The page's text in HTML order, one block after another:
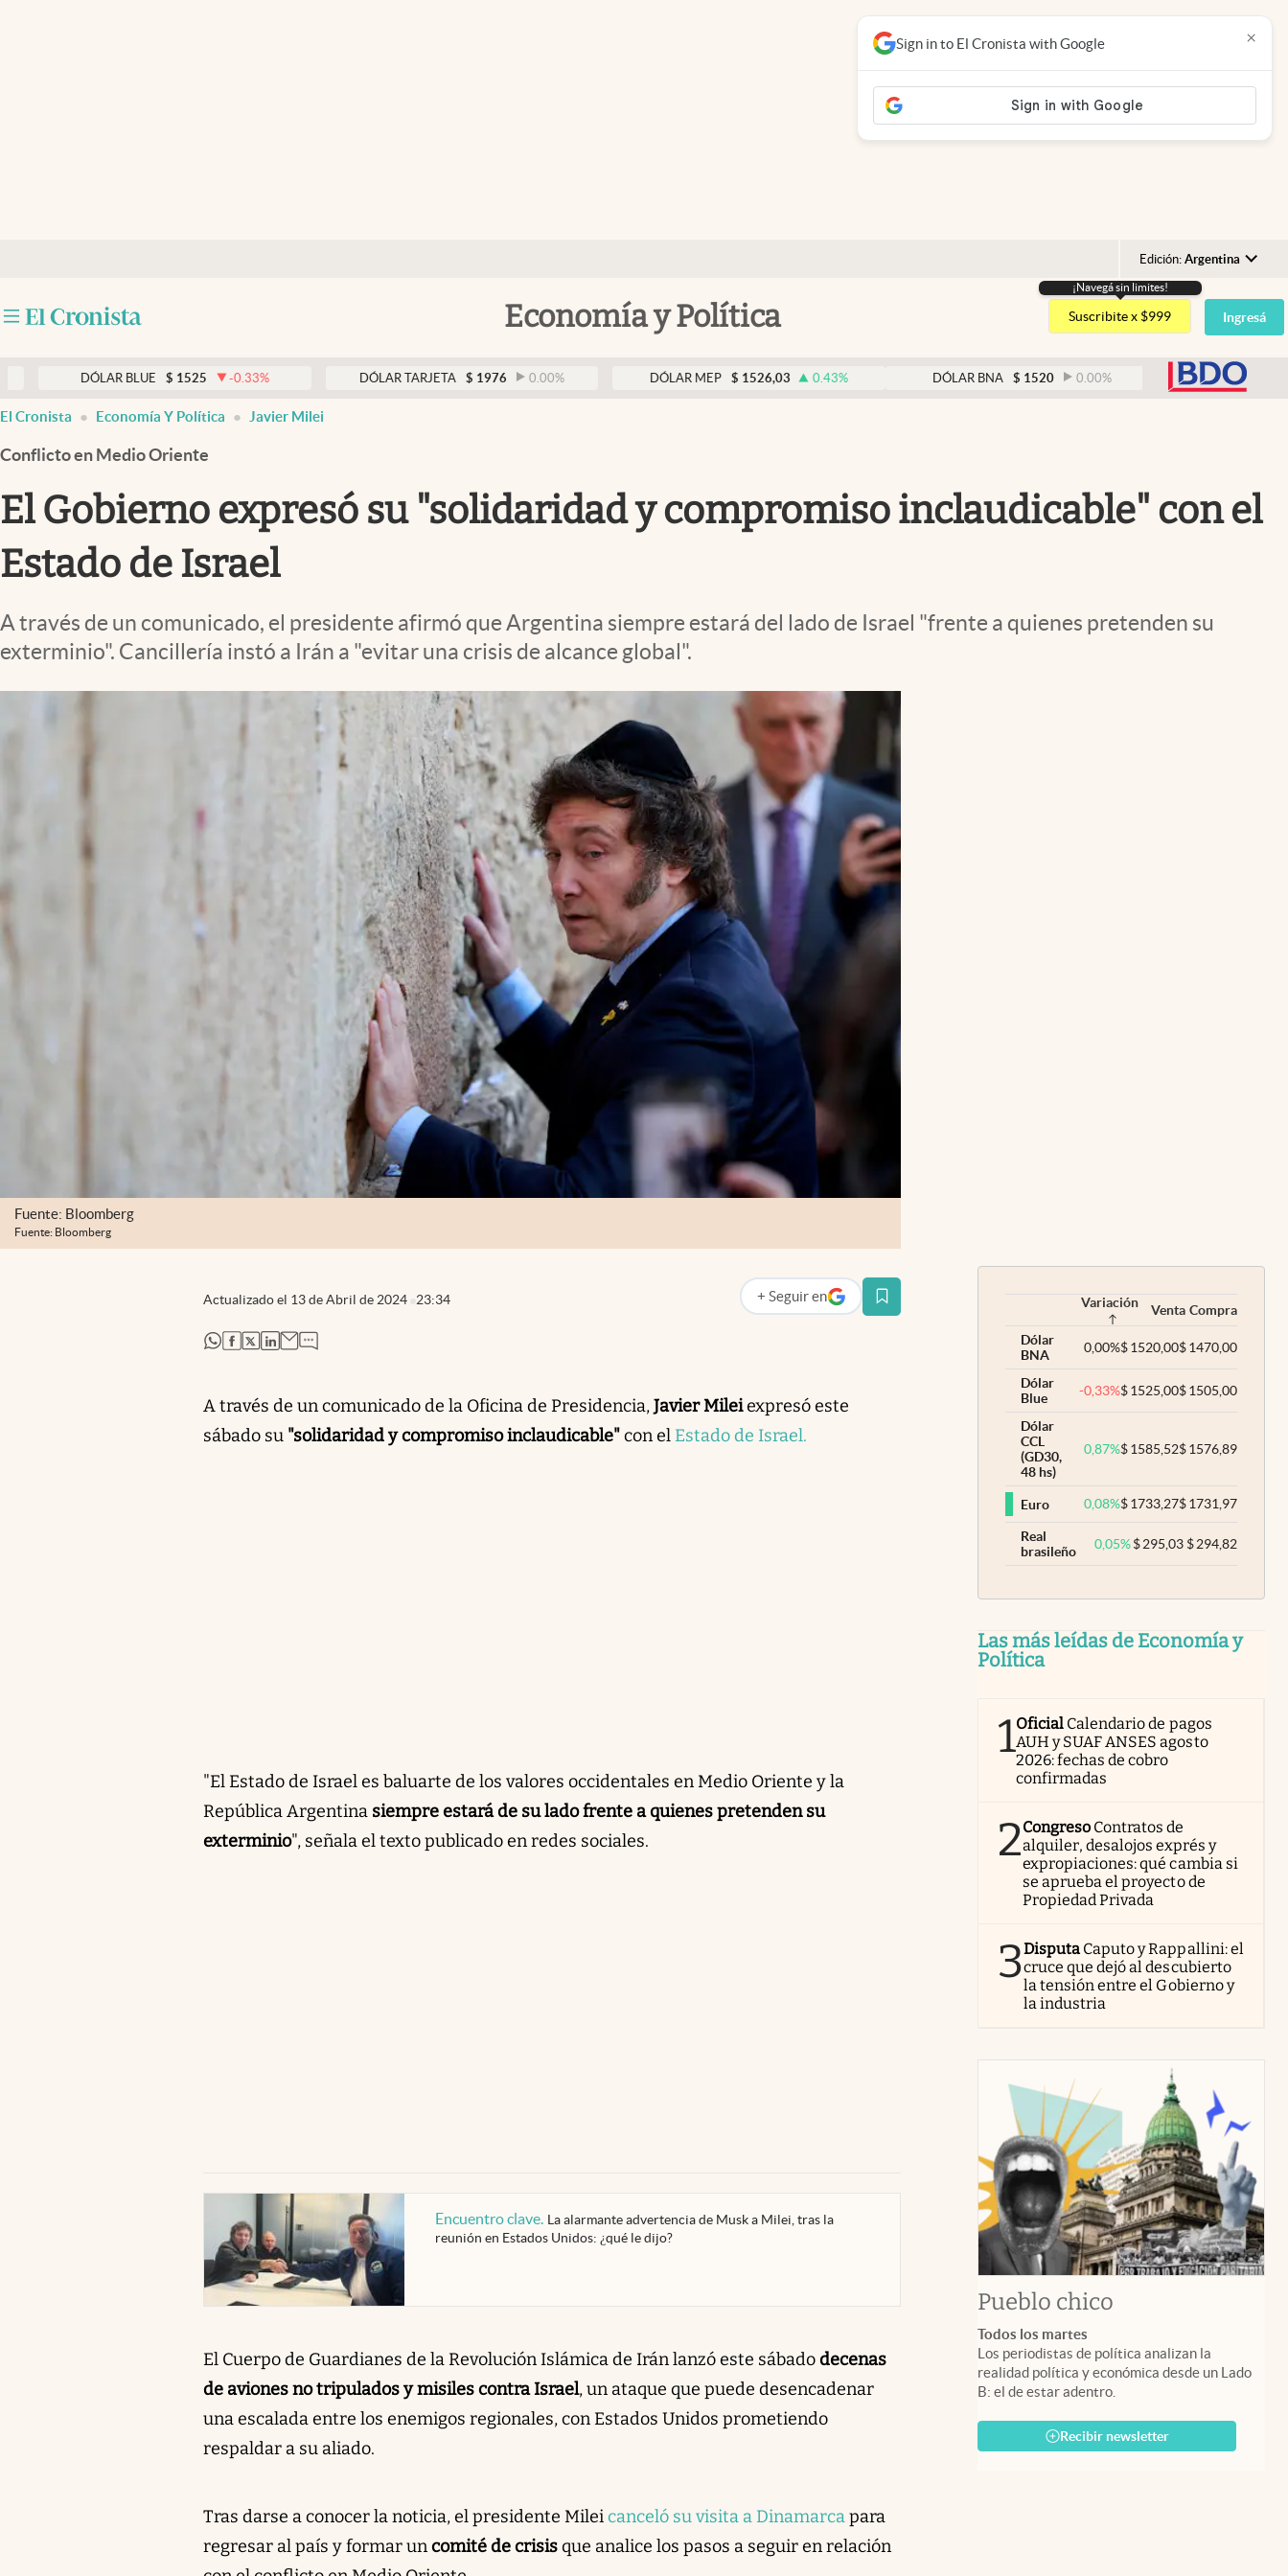
Edición: Argentina
Argentina
España
USA
Economía y Política
Clima
Mundial 2026
El Cronista Studio
Mediakit
abre en nueva pestaña
¡Navegá sin limites!
Suscribite x $999 Ingresá
DÓLAR BLUE $ 1525 -0.33% DÓLAR TARJETA $ 1976 0.00% DÓLAR MEP $ 1526,03 0.43% DÓLAR BNA $ 1520 0.00% DÓLAR BLUE $
Sign in to El Cronista with Google ×
El Cronista Economía Y Política Javier Milei
Conflicto en Medio Oriente
El Gobierno expresó su "solidaridad y compromiso inclaudicable" con el
Estado de Israel
A través de un comunicado, el presidente afirmó que Argentina siempre estará del lado de Israel "frente a quienes pretenden su
exterminio". Cancillería instó a Irán a "evitar una crisis de alcance global".
Fuente: Bloomberg
Fuente: Bloomberg
Actualizado el 13 de Abril de 2024 23:34 + Seguir en
abre en nueva pestaña
abre en nueva pestaña
abre en nueva pestaña
abre en nueva pestaña
abre en nueva pestaña
A través de un comunicado de la Oficina de Presidencia,Javier Mileiexpresó este
sábado su "solidaridad y compromiso inclaudicable"con el Estado de Israel.
"El Estado de Israel es baluarte de los valores occidentales en Medio Oriente y la
República Argentina siempre estará de su lado frente a quienes pretenden su
exterminio", señala el texto publicado en redes sociales.
Encuentro clave. La alarmante advertencia de Musk a Milei, tras la
reunión en Estados Unidos: ¿qué le dijo?
abre en nueva pestaña
El Cuerpo de Guardianes de la Revolución Islámica de Irán lanzó este sábadodecenas
de aviones no tripulados y misiles contra Israel, un ataque que puede desencadenar
una escalada entre los enemigos regionales, con Estados Unidos prometiendo
respaldar a su aliado.
Tras darse a conocer la noticia, el presidente Mileicanceló su visita a Dinamarcapara
regresar al país y formar uncomité de crisisque analice los pasos a seguir en relación
Variación Venta Compra
Dólar
BNA
0,00%$1520,00$1470,00
Dólar
Blue
-0,33%$1525,00$1505,00
Dólar
CCL
(GD30,
48 hs)
0,87%$1585,52$1576,89
Euro 0,08%$1733,27$1731,97
Real
brasileño
0,05% $295,03 $294,82
Las más leídas de Economía y
Política
1Oficial Calendario de pagos
AUH y SUAF ANSES agosto
2026: fechas de cobro
confirmadas
2Congreso Contratos de
alquiler, desalojos exprés y
expropiaciones: qué cambia si
se aprueba el proyecto de
Propiedad Privada
3Disputa Caputo y Rappallini: el
cruce que dejó al descubierto
la tensión entre el Gobierno y
la industria
Pueblo chico
Todos los martes
Los periodistas de política analizan la
realidad política y económica desde un Lado
B: el de estar adentro.
Recibir newsletter